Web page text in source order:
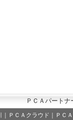
ＰＣＡパート
ＰＣＡクラウド
ＰＣ